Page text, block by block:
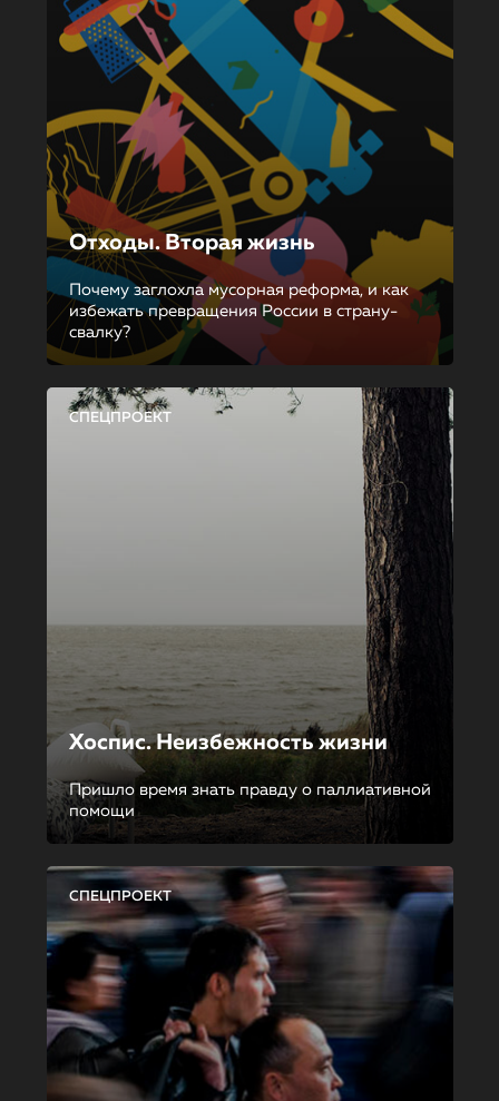
Отходы. Вторая жизнь
Почему заглохла мусорная реформа, и как
избежать превращения России в страну-
свалку?
СПЕЦПРОЕКТ
Хоспис. Неизбежность жизни
Пришло время знать правду о паллиативной
помощи
СПЕЦПРОЕКТ